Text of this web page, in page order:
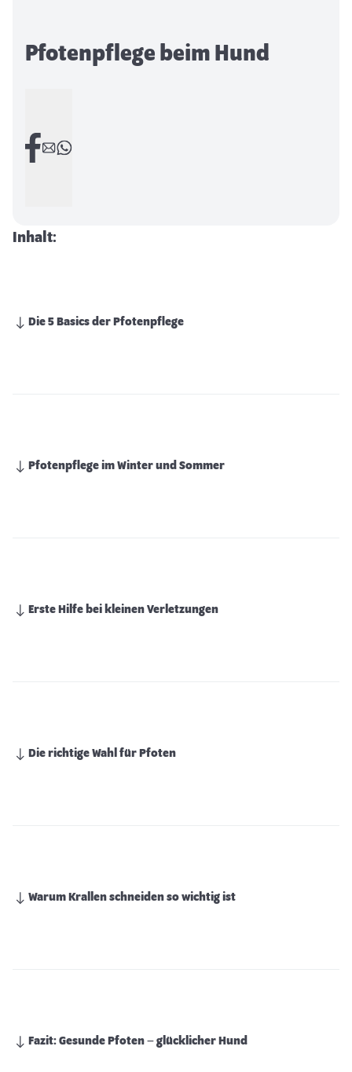
Pfotenpflege beim Hund
Inhalt:
Die 5 Basics der Pfotenpflege
Pfotenpflege im Winter und Sommer
Erste Hilfe bei kleinen Verletzungen
Die richtige Wahl für Pfoten
Warum Krallen schneiden so wichtig ist
Fazit: Gesunde Pfoten – glücklicher Hund